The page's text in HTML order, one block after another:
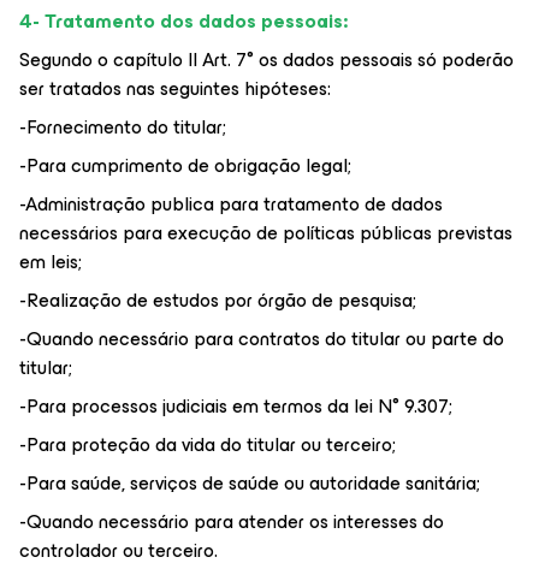
4- Tratamento dos dados pessoais:
Segundo o capítulo II Art. 7° os dados pessoais só poderão
ser tratados nas seguintes hipóteses:
-Fornecimento do titular;
-Para cumprimento de obrigação legal;
-Administração publica para tratamento de dados
necessários para execução de políticas públicas previstas
em leis;
-Realização de estudos por órgão de pesquisa;
-Quando necessário para contratos do titular ou parte do
titular;
-Para processos judiciais em termos da lei N° 9.307;
-Para proteção da vida do titular ou terceiro;
-Para saúde, serviços de saúde ou autoridade sanitária;
-Quando necessário para atender os interesses do
controlador ou terceiro.